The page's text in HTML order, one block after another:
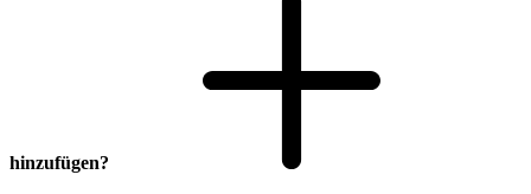
hinzufügen?